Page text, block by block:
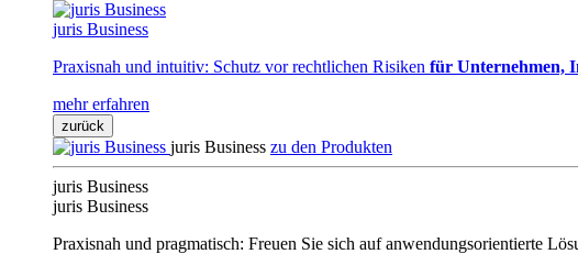
juris Business
Praxisnah und intuitiv: Schutz vor rechtlichen Risiken für Unternehmen,
mehr erfahren
zurück
juris Business zu den Produkten
juris Business
juris Business
Praxisnah und pragmatisch: Freuen Sie sich auf anwendungsorientierte